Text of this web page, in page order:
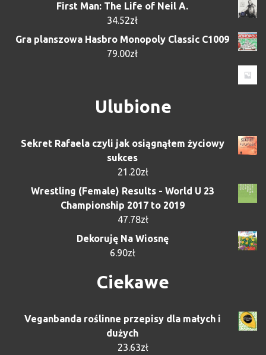
First Man: The Life of Neil A.
34.52zł
Gra planszowa Hasbro Monopoly Classic C1009
79.00zł
Ulubione
Sekret Rafaela czyli jak osiągnąłem życiowy
sukces
21.20zł
Wrestling (Female) Results - World U 23
Championship 2017 to 2019
47.78zł
Dekoruję Na Wiosnę
6.90zł
Ciekawe
Veganbanda roślinne przepisy dla małych i
dużych
23.63zł